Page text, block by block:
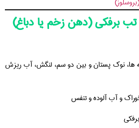
ها، نوک پستان و بین دو سم، لنگش، آب ریزش
و آب آلوده و تنفس